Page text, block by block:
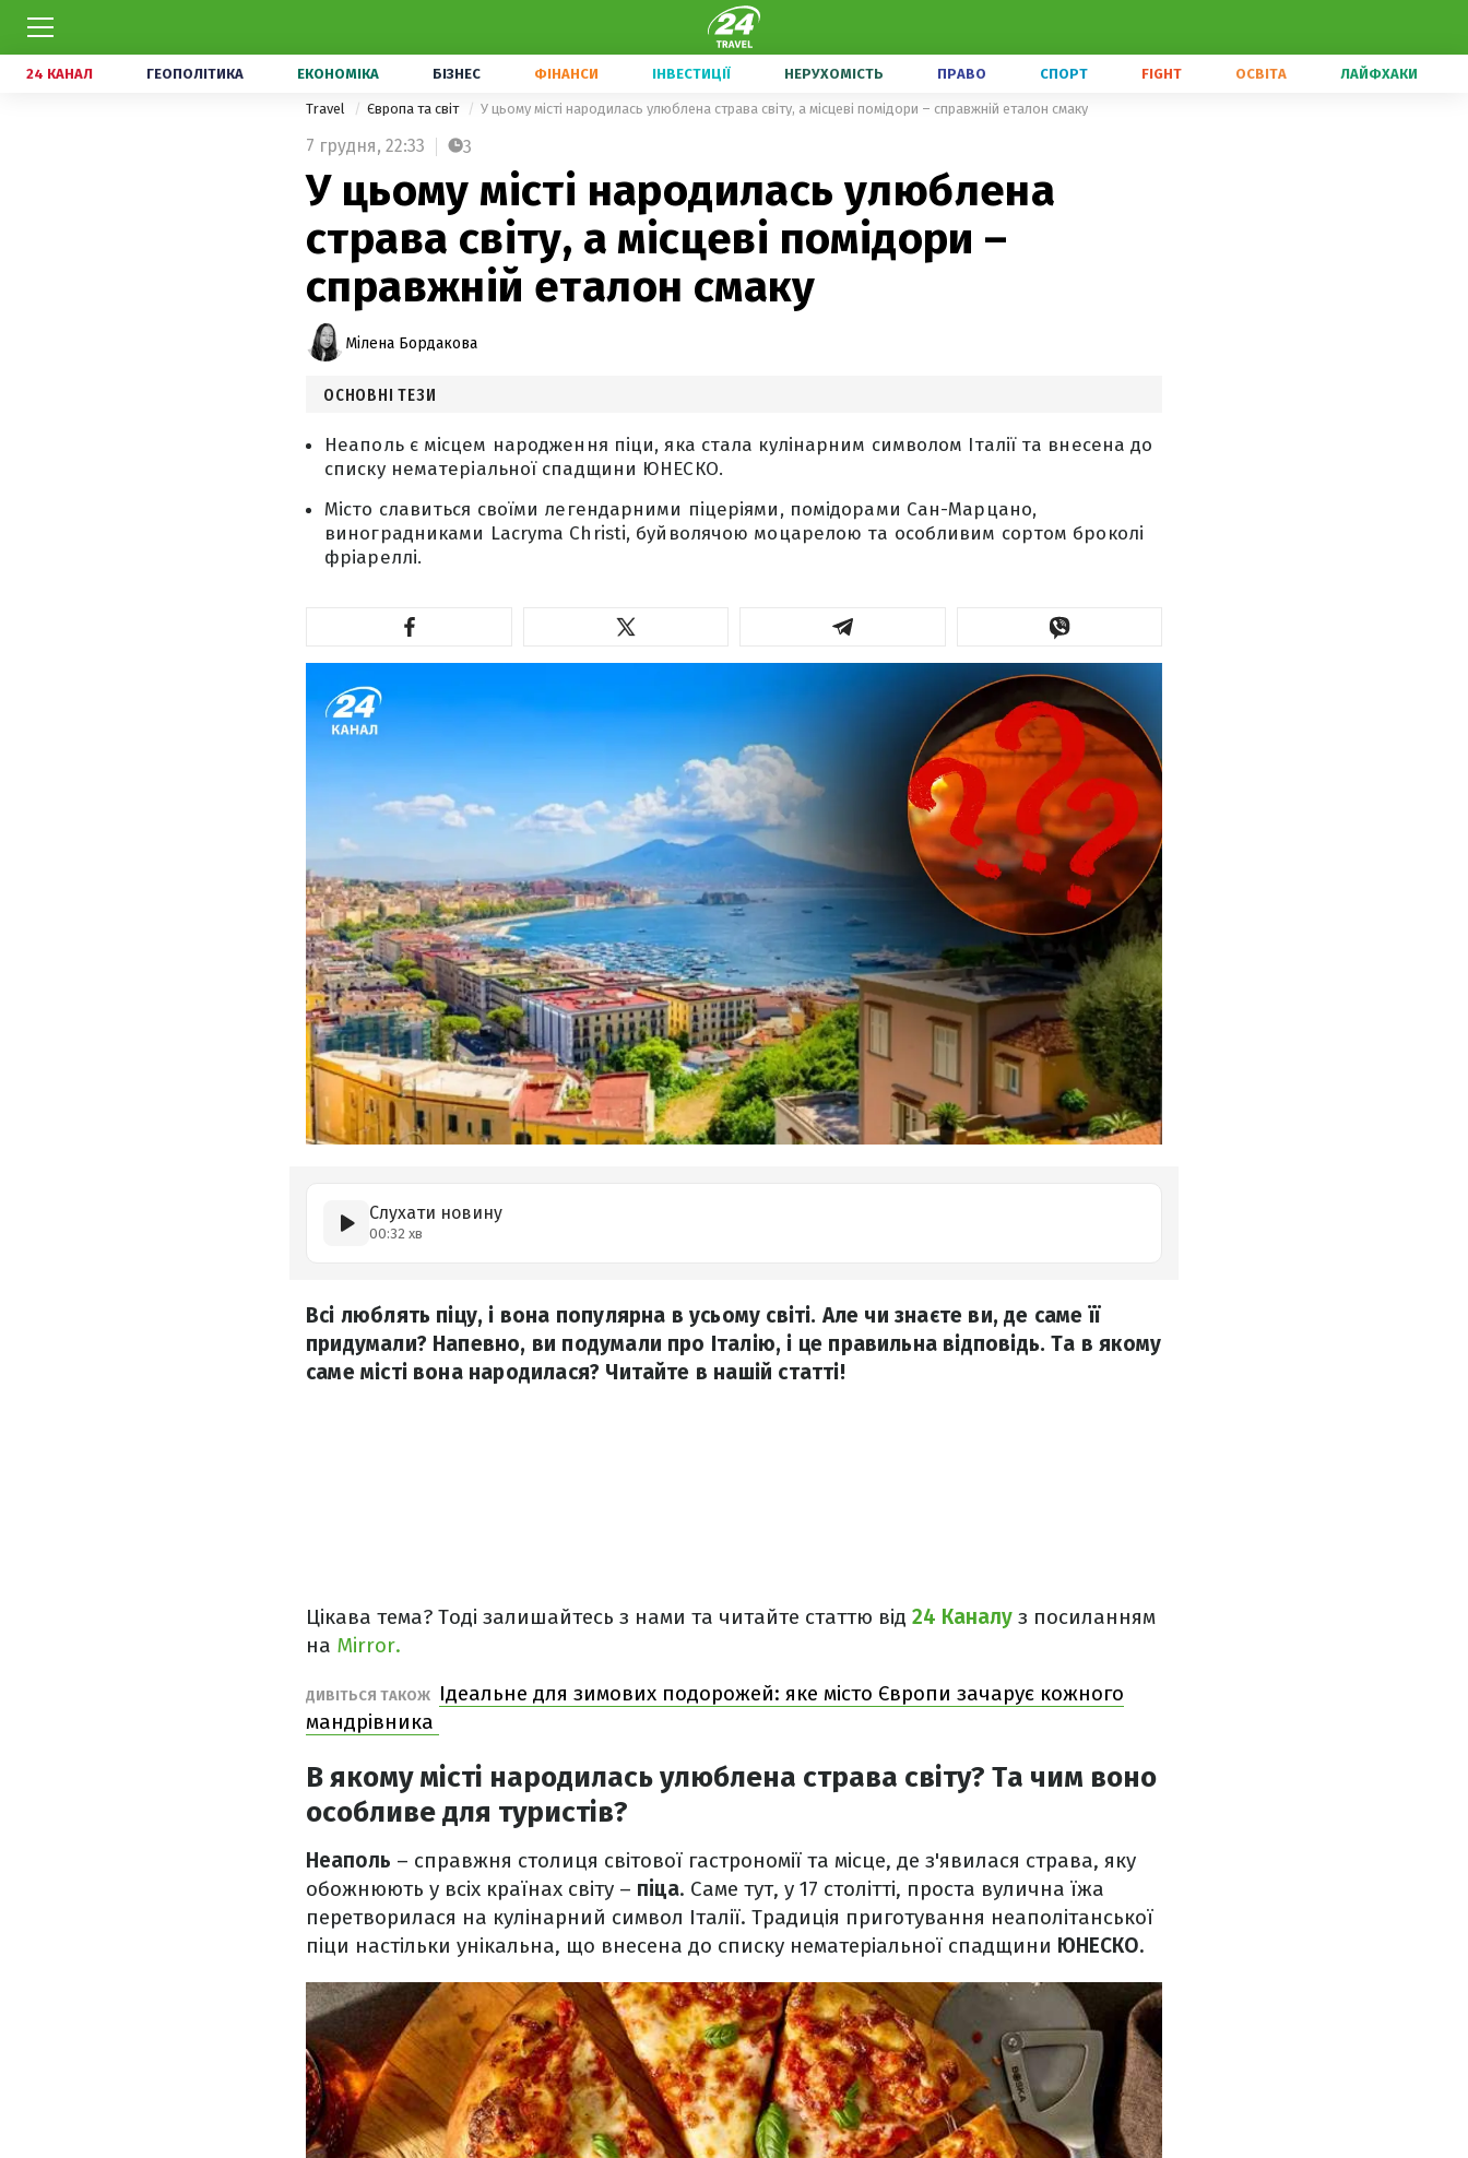
24 КАНАЛ ГЕОПОЛІТИКА ЕКОНОМІКА БІЗНЕС ФІНАНСИ ІНВЕСТИЦІЇ НЕРУХОМІСТЬ ПРАВО СПОРТ FIGHT ОСВІТА ЛАЙФХАКИ
Travel Європа та світ У цьому місті народилась улюблена страва світу, а місцеві помідори – справжній еталон смаку
7 грудня, 22:33 3
У цьому місті народилась улюблена
страва світу, а місцеві помідори –
справжній еталон смаку
Мілена Бордакова
ОСНОВНІ ТЕЗИ
Неаполь є місцем народження піци, яка стала кулінарним символом Італії та внесена до
списку нематеріальної спадщини ЮНЕСКО.
Місто славиться своїми легендарними піцеріями, помідорами Сан-Марцано,
виноградниками Lacryma Christi, буйволячою моцарелою та особливим сортом броколі
фріареллі.
Слухати новину
00:32 хв
Всі люблять піцу, і вона популярна в усьому світі. Але чи знаєте ви, де саме її
придумали? Напевно, ви подумали про Італію, і це правильна відповідь. Та в якому
саме місті вона народилася? Читайте в нашій статті!
Цікава тема? Тоді залишайтесь з нами та читайте статтю від 24 Каналу з посиланням
на Mirror.
ДИВІТЬСЯ ТАКОЖ
Ідеальне для зимових подорожей: яке місто Європи зачарує кожного
мандрівника
В якому місті народилась улюблена страва світу? Та чим воно
особливе для туристів?
Неаполь – справжня столиця світової гастрономії та місце, де з'явилася страва, яку
обожнюють у всіх країнах світу – піца. Саме тут, у 17 столітті, проста вулична їжа
перетворилася на кулінарний символ Італії. Традиція приготування неаполітанської
піци настільки унікальна, що внесена до списку нематеріальної спадщини ЮНЕСКО.